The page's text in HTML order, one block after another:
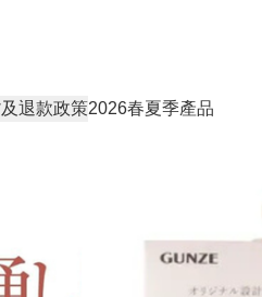
退款政策2026春夏季產品